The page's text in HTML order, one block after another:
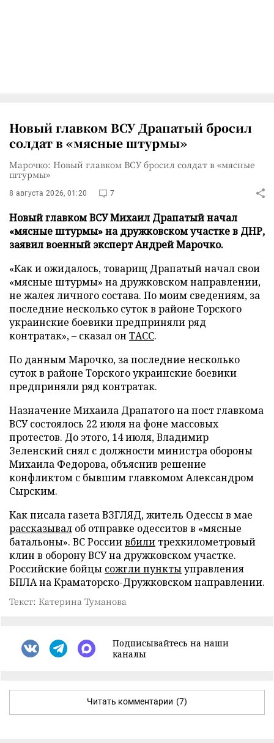
Новый главком ВСУ Драпатый бросил
солдат в «мясные штурмы»
Марочко: Новый главком ВСУ бросил солдат в «мясные
штурмы»
8 августа 2026, 01:20 7
Новый главком ВСУ Михаил Драпатый начал
«мясные штурмы» на дружковском участке в ДНР,
заявил военный эксперт Андрей Марочко.
«Как и ожидалось, товарищ Драпатый начал свои
«мясные штурмы» на дружковском направлении,
не жалея личного состава. По моим сведениям, за
последние несколько суток в районе Торского
украинские боевики предприняли ряд
контратак», – сказал он ТАСС.
По данным Марочко, за последние несколько
суток в районе Торского украинские боевики
предприняли ряд контратак.
Назначение Михаила Драпатого на пост главкома
ВСУ состоялось 22 июля на фоне массовых
протестов. До этого, 14 июля, Владимир
Зеленский снял с должности министра обороны
Михаила Федорова, объяснив решение
конфликтом с бывшим главкомом Александром
Сырским.
Как писала газета ВЗГЛЯД, житель Одессы в мае
рассказывал об отправке одесситов в «мясные
батальоны». ВС Россиивбили трехкилометровый
клин в оборону ВСУ на дружковском участке.
Российские бойцы сожгли пунктыуправления
БПЛА на Краматорско-Дружковском направлении.
Текст: Катерина Туманова
Подписывайтесь на наши
каналы
Читать комментарии (7)